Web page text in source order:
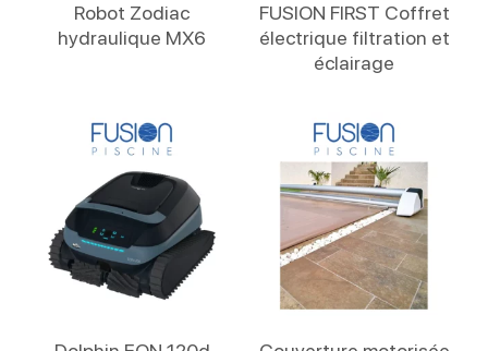
Robot Zodiac
hydraulique MX6
FUSION FIRST Coffret
électrique filtration et
éclairage